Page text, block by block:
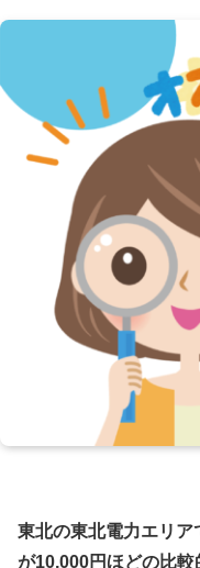
東北の東北電力エリ
が10,000円ほどの比